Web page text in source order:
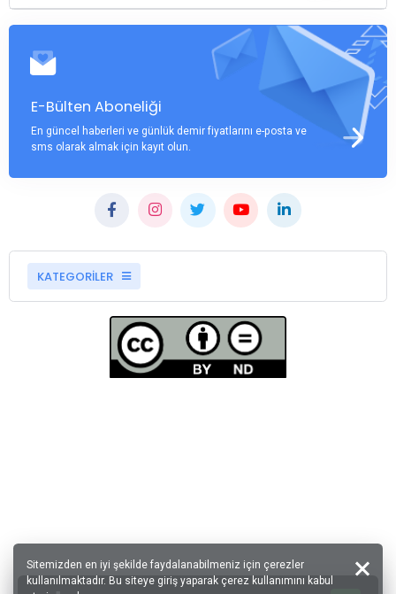
E-Bülten Aboneliği
En güncel haberleri ve günlük demir fiyatlarını e-posta ve
sms olarak almak için kayıt olun.
KATEGORİLER
Sitemizden en iyi şekilde faydalanabilmeniz için çerezler
kullanılmaktadır. Bu siteye giriş yaparak çerez kullanımını kabul